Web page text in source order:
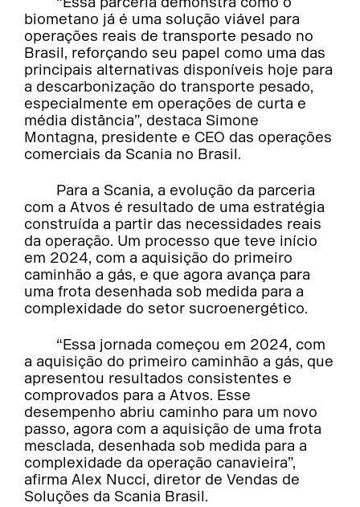
biometano já é uma solução viável para
operações reais de transporte pesado no
Brasil, reforçando seu papel como uma das
principais alternativas disponíveis hoje para
a descarbonização do transporte pesado,
especialmente em operações de curta e
média distância”, destaca Simone
Montagna, presidente e CEO das operações
comerciais da Scania no Brasil.
Para a Scania, a evolução da parceria
com a Atvos é resultado de uma estratégia
construída a partir das necessidades reais
da operação. Um processo que teve início
em 2024, com a aquisição do primeiro
caminhão a gás, e que agora avança para
uma frota desenhada sob medida para a
complexidade do setor sucroenergético.
“Essa jornada começou em 2024, com
a aquisição do primeiro caminhão a gás, que
apresentou resultados consistentes e
comprovados para a Atvos. Esse
desempenho abriu caminho para um novo
passo, agora com a aquisição de uma frota
mesclada, desenhada sob medida para a
complexidade da operação canavieira”,
afirma Alex Nucci, diretor de Vendas de
Soluções da Scania Brasil.